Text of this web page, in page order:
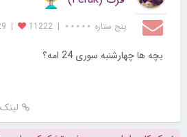
پنج ستاره ⋆⋆⋆⋆⋆ |
11222
|
بچه ها چهارشنبه سوری 24 امه؟